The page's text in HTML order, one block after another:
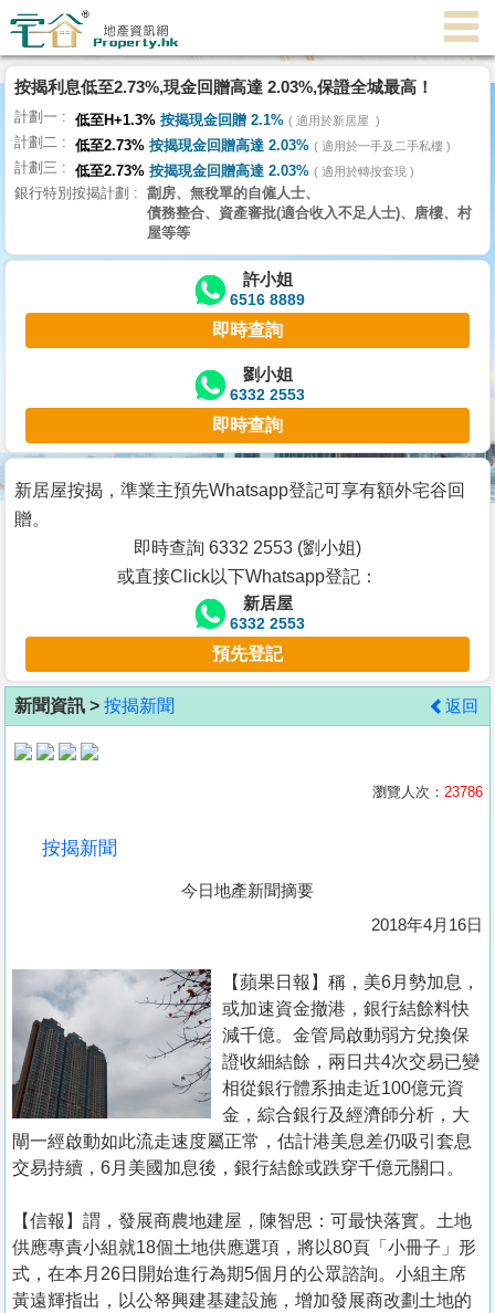
理
主
頁
搵
樓/
交
業
主
宅
谷
按
客
地
產
業
手
冊
關
於
們
按揭利息低至2.73%,現金回贈高達 2.03%,保證全城最高！
計劃一 低至H+1.3% 按揭現金回贈 2.1% 適用於新居屋
計劃二 低至2.73% 按揭現金回贈高達 2.03% 適用於一手及二手私樓
計劃三 低至2.73% 按揭現金回贈高達 2.03% 適用於轉按套現
銀行特別按揭計劃
劏房、無稅單的自僱人士、
債務整合、資產審批(適合收入不足人士)、唐樓、村
屋等等
許小姐
6516 8889
即時查詢
劉小姐
6332 2553
即時查詢
新居屋按揭，準業主預先Whatsapp登記可享有額外宅谷回
贈。
即時查詢 6332 2553 (劉小姐)
或直接Click以下Whatsapp登記：
新居屋
6332 2553
預先登記
新聞資訊 > 按揭新聞 返回
瀏覽人次： 23786
按揭新聞
今日地產新聞摘要
2018年4月16日
【蘋果日報】稱，美6月勢加息，
或加速資金撤港，銀行結餘料快
減千億。金管局啟動弱方兌換保
證收細結餘，兩日共4次交易已變
相從銀行體系抽走近100億元資
金，綜合銀行及經濟師分析，大
閘一經啟動如此流走速度屬正常，估計港美息差仍吸引套息
交易持續，6月美國加息後，銀行結餘或跌穿千億元關口。
【信報】謂，發展商農地建屋，陳智思：可最快落實。土地
供應專責小組就18個土地供應選項，將以80頁「小冊子」形
式，在本月26日開始進行為期5個月的公眾諮詢。小組主席
黃遠輝指出，以公帑興建基建設施，增加發展商改劃土地的